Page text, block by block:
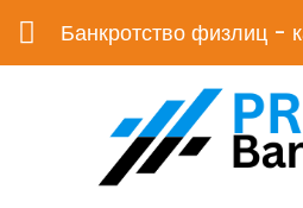
Банкротство физлиц -